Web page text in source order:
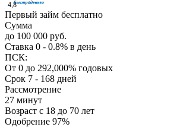
4,8
Первый займ бесплатно
Сумма
до 100 000 руб.
Ставка 0 - 0.8% в день
ПСК:
От 0 до 292,000% годовых
Срок 7 - 168 дней
Рассмотрение
27 минут
Возраст с 18 до 70 лет
Одобрение 97%